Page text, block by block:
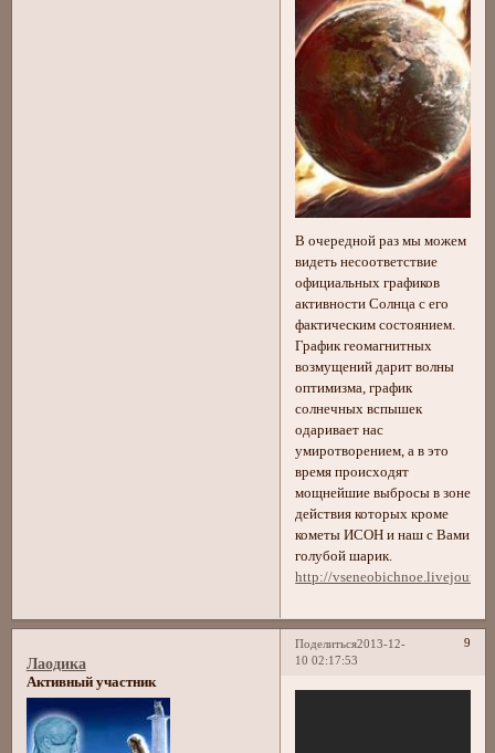
В очередной раз мы можем
видеть несоответствие
официальных графиков
активности Солнца с его
фактическим состоянием.
График геомагнитных
возмущений дарит волны
оптимизма, график
солнечных вспышек
одаривает нас
умиротворением, а в это
время происходят
мощнейшие выбросы в зоне
действия которых кроме
кометы ИСОН и наш с Вами
голубой шарик.
http://
Поделиться 9
2013-12-
10 02:17:53
Лаодика
Активный участник